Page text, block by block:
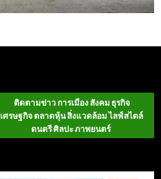
ติดตามข่าว การเมือง สังคม ธุรกิจ
เศรษฐกิจ ตลาดหุ้น สิ่งแวดล้อม ไลฟ์สไตล์
ดนตรี ศิลปะ ภาพยนตร์